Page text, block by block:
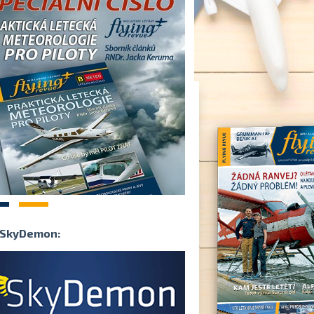
2
SkyDemon: